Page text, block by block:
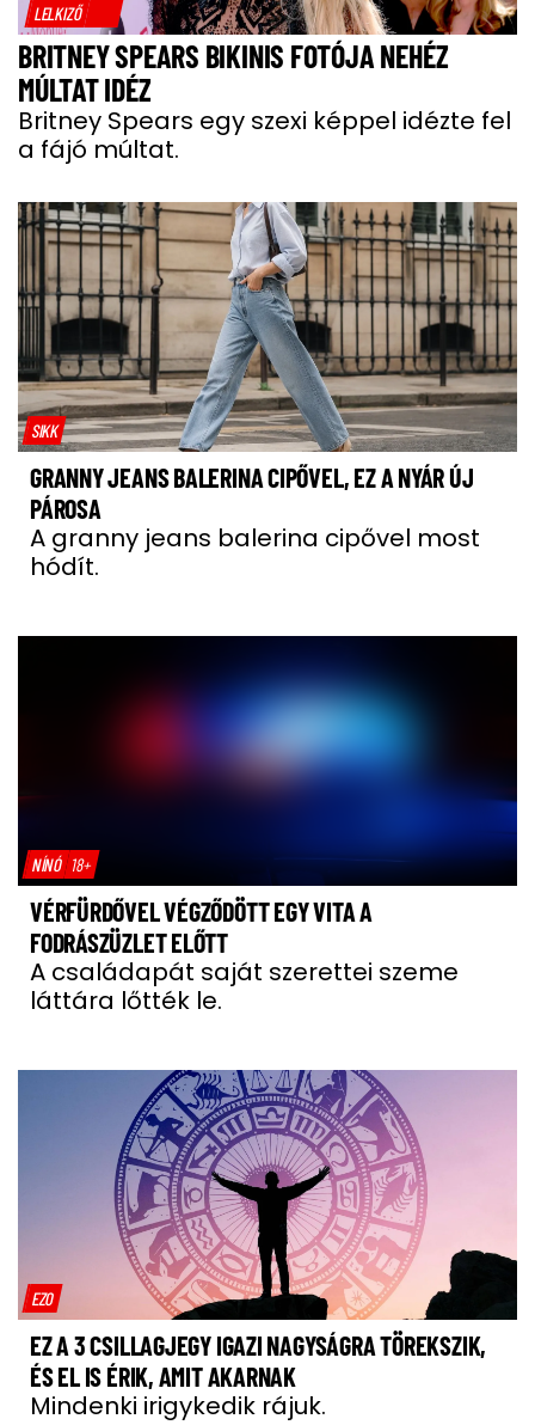
LELKIZŐ
BRITNEY SPEARS BIKINIS FOTÓJA NEHÉZ
MÚLTAT IDÉZ
Britney Spears egy szexi képpel idézte fel
a fájó múltat.
SIKK
GRANNY JEANS BALERINA CIPŐVEL, EZ A NYÁR ÚJ
PÁROSA
A granny jeans balerina cipővel most
hódít.
NÍNÓ 18+
VÉRFÜRDŐVEL VÉGZŐDÖTT EGY VITA A
FODRÁSZÜZLET ELŐTT
A családapát saját szerettei szeme
láttára lőtték le.
EZO
EZ A 3 CSILLAGJEGY IGAZI NAGYSÁGRA TÖREKSZIK,
ÉS EL IS ÉRIK, AMIT AKARNAK
Mindenki irigykedik rájuk.